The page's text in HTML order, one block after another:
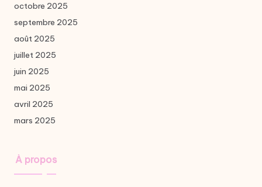
octobre 2025
septembre 2025
août 2025
juillet 2025
juin 2025
mai 2025
avril 2025
mars 2025
À propos